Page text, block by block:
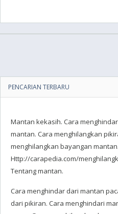
PENCARIAN TERBARU
Mantan kekasih. Cara
mantan. Cara menghilangkan
menghilangkan bayangan mantan.
Http://carapedia.com/
Tentang mantan.
Cara menghindar dari mantan
dari pikiran. Cara menghindari